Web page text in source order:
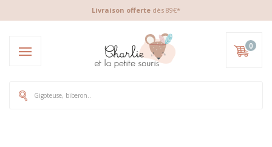
Livraison offerte dès 89€*
0